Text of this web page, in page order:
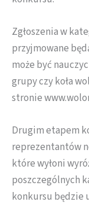
Zgłoszenia w
przyjmowane
może być
grupy czy koła
stronie
Drugim etapem
reprezentantów
które wyłoni
poszczególnych
konkursu będzie